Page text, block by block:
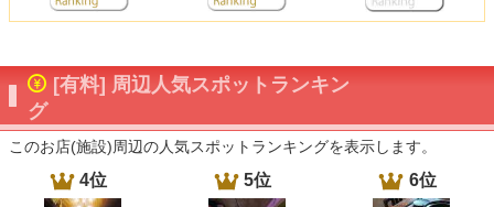
[有料] 周辺人気スポットランキン
グ
このお店(施設)周辺の人気スポットランキングを表示します。
4位 5位 6位